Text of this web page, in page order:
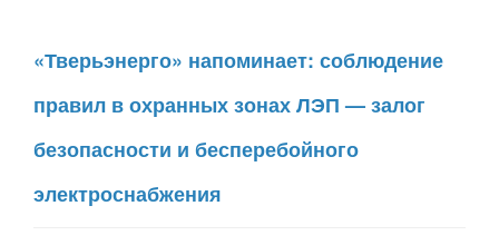
«Тверьэнерго» напоминает: соблюдение
правил в охранных зонах ЛЭП — залог
безопасности и бесперебойного
электроснабжения